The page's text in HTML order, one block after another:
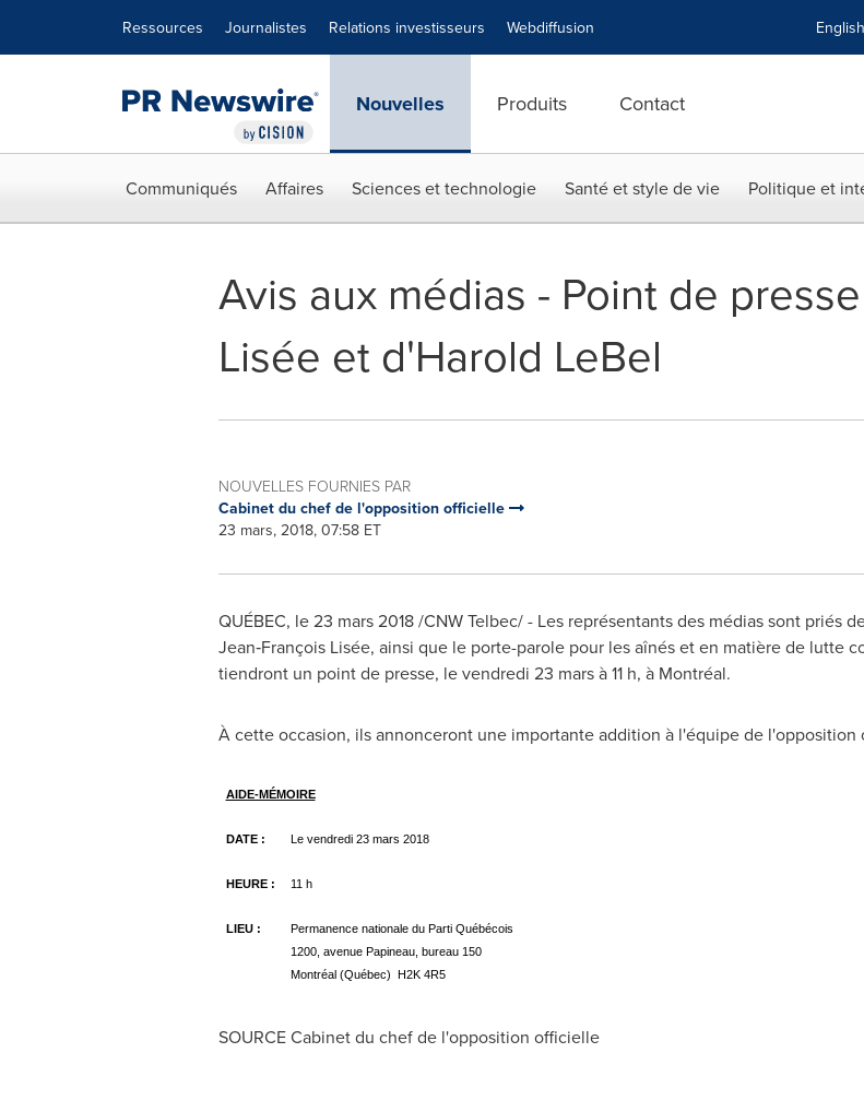
Ressources Journalistes Relations investisseurs Webdiffusion English
Nouvelles Produits Contact
Communiqués Affaires Sciences et technologie Santé et style de vie Politique et
Avis aux médias - Point de
Lisée et d'Harold LeBel
NOUVELLES FOURNIES PAR
Cabinet du chef de l'opposition officielle
23 mars, 2018, 07:58 ET
QUÉBEC, le 23 mars 2018 /CNW Telbec/ - Les représentants des médias sont
Jean‑François Lisée, ainsi que le porte-parole pour les aînés et en matière de lutte
tiendront un point de presse, le vendredi 23 mars à 11 h, à Montréal.
À cette occasion, ils annonceront une importante addition à l'équipe de l'opposition
AIDE-MÉMOIRE
DATE : Le vendredi 23 mars 2018
HEURE : 11 h
LIEU :
Permanence nationale du Parti Québécois
1200, avenue Papineau, bureau 150
Montréal (Québec) H2K 4R5
SOURCE Cabinet du chef de l'opposition officielle